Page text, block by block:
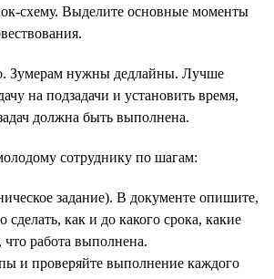
схему. Выделите основные моменты
Зумерам нужны дедлайны. Лучше
на подзадачи и установить время,
должна быть выполнена.
сотруднику по шагам:
задание). В документе опишите,
сделать, как и до какого срока, какие
что работа выполнена.
и проверяйте выполнение каждого